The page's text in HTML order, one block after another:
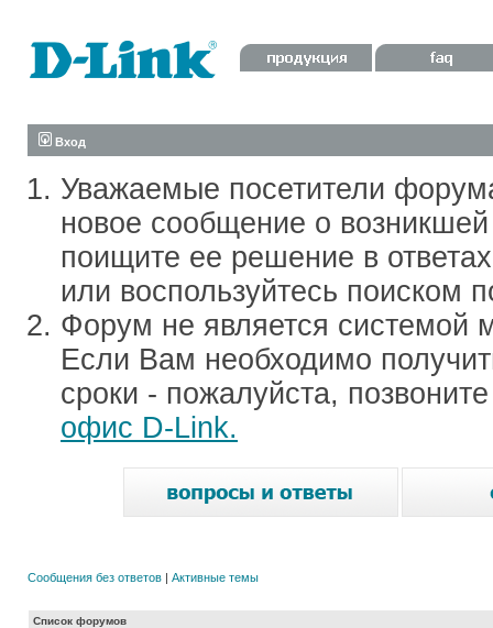
Вход
Уважаемые посетители
новое сообщение о
поищите ее решение в
или воспользуйтесь поиском
Форум не является системой
Если Вам необходимо
сроки - пожалуйста,
офис D-Link.
Сообщения без ответов | Активные темы
Список форумов